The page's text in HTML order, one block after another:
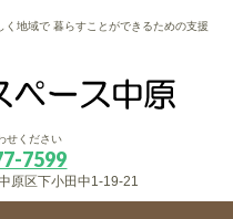
く地域で 暮らすことができるための支援
せください
7599
原区下小田中1-19-21